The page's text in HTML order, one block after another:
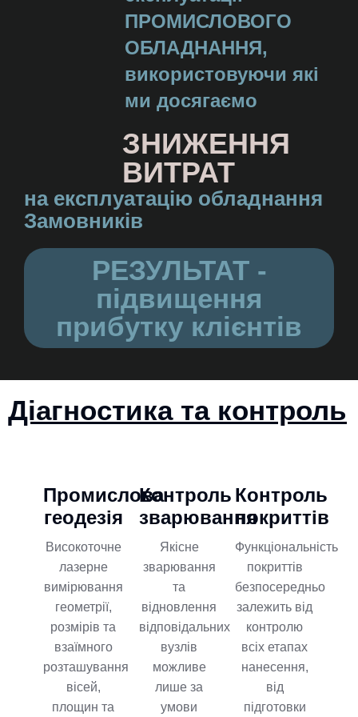
ПРОМИСЛОВОГО
ОБЛАДНАННЯ,
використовуючи які
ми досягаємо
ЗНИЖЕННЯ
ВИТРАТ
на експлуатацію обладнання
Замовників
РЕЗУЛЬТАТ -
підвищення
прибутку клієнтів
Діагностика та контроль
Промислова
геодезія
Високоточне
лазерне
вимірювання
геометрії,
розмірів та
взаїмного
розташування
вісей,
площин та
Контроль
зварювання
Якісне
зварювання
та
відновлення
відповідальних
вузлів
можливе
лише за
умови
Контроль
покриттів
Функціональність
покриттів
безпосередньо
залежить від
контролю
всіх етапах
нанесення,
від
підготовки